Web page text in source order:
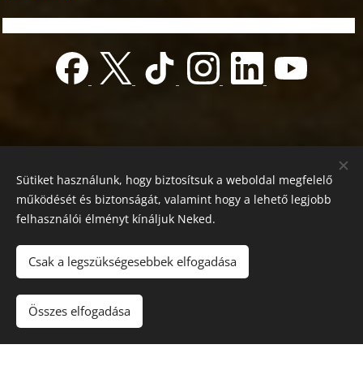
Országos azonosító:
0100/60270/2025/2300092318647
Adószám: 19419028-1-43
Webnode
Sütiket használunk, hogy biztosítsuk a weboldal megfelelő
működését és biztonságát, valamint hogy a lehető legjobb
felhasználói élményt kínáljuk Neked.
Csak a legszükségesebbek elfogadása
Összes elfogadása